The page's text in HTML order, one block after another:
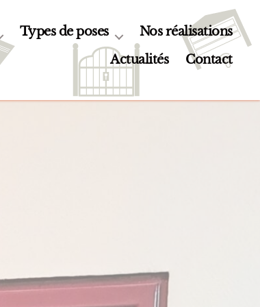
Types de poses
Nos réalisations
Actualités
Contact